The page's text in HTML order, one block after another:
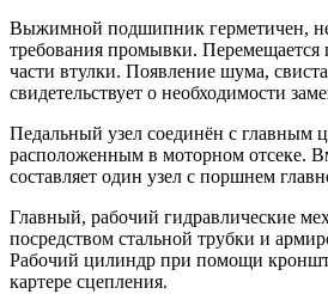
Выжимной подшипник герметичен,
требования промывки. Перемещается
части втулки. Появление шума,
свидетельствует о необходимости
Педальный узел соединён с главным
расположенным в моторном отсеке.
составляет один узел с поршнем
Главный, рабочий гидравлические
посредством стальной трубки и
Рабочий цилиндр при помощи
картере сцепления.